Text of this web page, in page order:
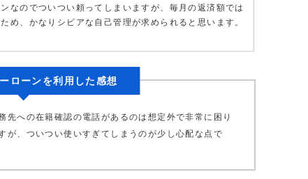
なのでついつい頼ってしまいますが、毎月の返済額では
め、かなりシビアな自己管理が求められると思います。
ローンを利用した感想
先への在籍確認の電話があるのは想定外で非常に困り
が、ついつい使いすぎてしまうのが少し心配な点で